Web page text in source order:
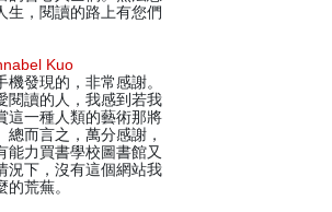
生，閱讀的路上有您們
Kuo
機發現的，非常感謝。
閱讀的人，我感到若我
這一種人類的藝術那將
總而言之，萬分感謝，
能力買書學校圖書館又
況下，沒有這個網站我
荒蕪。